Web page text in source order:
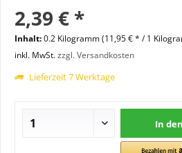
2,39 € *
Inhalt:0.2 Kilogramm (11,95 € * / 1
inkl. MwSt.zzgl. Versandkosten
Lieferzeit 7 Werktage
In den